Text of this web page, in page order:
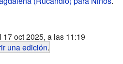
oct 2025, a las 11:19
una edición.